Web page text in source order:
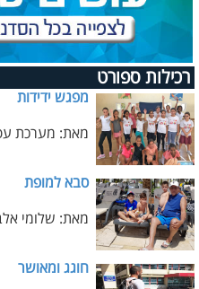
רכילות ספורט
מפגש ידידות
מאת: מערכת
סבא למופת
מאת: שלומי
חוגג ומאושר